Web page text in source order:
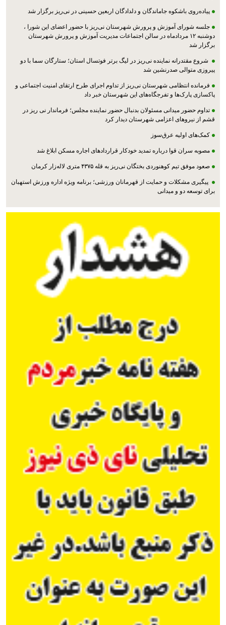
پیاده‌روی باشکوه جاماندگان و دلدادگان اربعین حسینی در نی‌ریز برگزار شد
جلسه شورای آموزش و پرورش شهرستان نی‌ریز با حضور اعضای این شورا ،
دوشنبه ۱۲ مردادماه در سالن اجتماعات مدیریت آموزش و پرورش شهرستان
برگزار شد
شروع مقتدرانه نماینده نی‌ریز در لیگ برتر فوتسال استان؛ ستارگان سما با دو
پیروزی متوالی صدرنشین شد
فرمانده انتظامی شهرستان نی‌ریز از تداوم اجرای طرح ارتقای امنیت اجتماعی و
پاکسازی پارک‌ها و تفرجگاه‌های این شهرستان خبر داد
تداوم حضور میدانی مسئولان بدنبال حضور نماینده مجلس؛ فرماندار نی ریز در
قشم از نیروهای اعزامی شهرستان دیدار کرد
کمک‌های اولیه عرق‌سوز
مصوبه سران قوا درباره تمدید خودکار قراردادهای اجاره مسکن ابلاغ شد
صعود موفق تیم کوهنوردی بختگان نی‌ریز به قله ۴۳۷۵ متری لاله‌زار کرمان
پیگیری مشکلات و حمایت از قهرمانان ورزشی؛ برنامه ویژه اداره ورزش استهبان
برای توسعه دو و میدانی